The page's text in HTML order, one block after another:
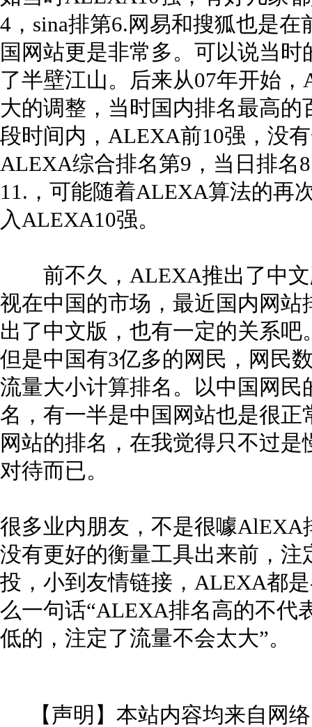
4，sina排第6.网易和搜狐也是
国网站更是非常多。可以说当
了半壁江山。后来从07年开始
大的调整，当时国内排名最高
段时间内，ALEXA前10强，没
ALEXA综合排名第9，当日排名
11.，可能随着ALEXA算法的再
入ALEXA10强。
前不久，ALEXA推出了中文
视在中国的市场，最近国内网
出了中文版，也有一定的关系
但是中国有3亿多的网民，网民
流量大小计算排名。以中国网
名，有一半是中国网站也是很
网站的排名，在我觉得只不过
对待而已。
很多业内朋友，不是很噱
没有更好的衡量工具出来前，
投，小到友情链接，ALEXA都
么一句话“ALEXA排名高的不代
低的，注定了流量不会太大”。
【声明】本站内容均来自网